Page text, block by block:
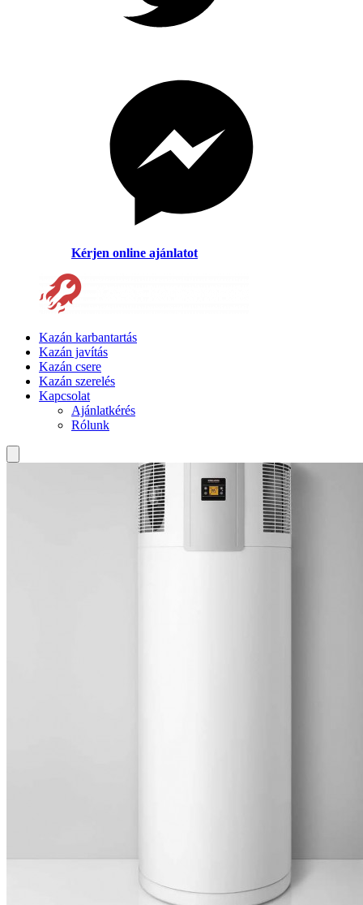
Kérjen online ajánlatot
Kazán karbantartás
Kazán javítás
Kazán csere
Kazán szerelés
Kapcsolat
Ajánlatkérés
Rólunk